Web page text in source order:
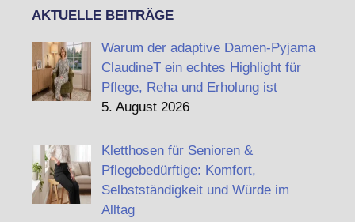
AKTUELLE BEITRÄGE
Warum der adaptive Damen-Pyjama
ClaudineT ein echtes Highlight für
Pflege, Reha und Erholung ist
5. August 2026
Kletthosen für Senioren &
Pflegebedürftige: Komfort,
Selbstständigkeit und Würde im
Alltag